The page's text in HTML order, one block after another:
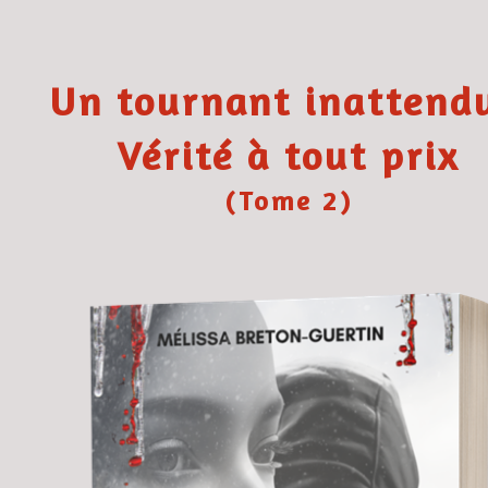
Un tournant
Vérité à tout prix
(Tome 2)